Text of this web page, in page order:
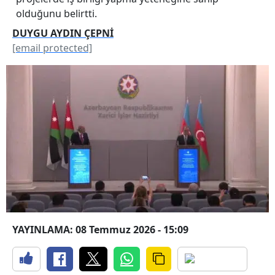
olduğunu belirtti.
DUYGU AYDIN ÇEPNİ
[email protected]
YAYINLAMA: 08 Temmuz 2026 - 15:09